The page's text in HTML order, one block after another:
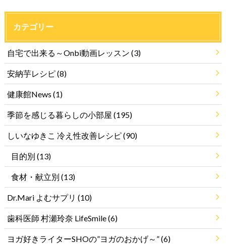
カテゴリー
自宅で出来る～Onbi動画レッスン (3)
安納芋レシピ(8)
健康館News (1)
季節を感じる暮らしの小部屋 (195)
しいなゆきこ 冷え性改善レシピ(90)
目的別 (13)
食材・献立別 (13)
Dr.Mari よむサプリ (10)
歯科医師 村瀬玲奈 LifeSmile(6)
ヨガ好きライターSHOの”ヨガのおかげ～”(6)